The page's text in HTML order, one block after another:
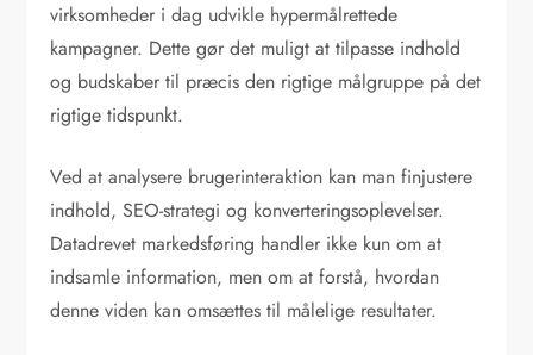
virksomheder i dag udvikle hypermålrettede
kampagner. Dette gør det muligt at tilpasse indhold
og budskaber til præcis den rigtige målgruppe på det
rigtige tidspunkt.
Ved at analysere brugerinteraktion kan man finjustere
indhold, SEO-strategi og konverteringsoplevelser.
Datadrevet markedsføring handler ikke kun om at
indsamle information, men om at forstå, hvordan
denne viden kan omsættes til målelige resultater.